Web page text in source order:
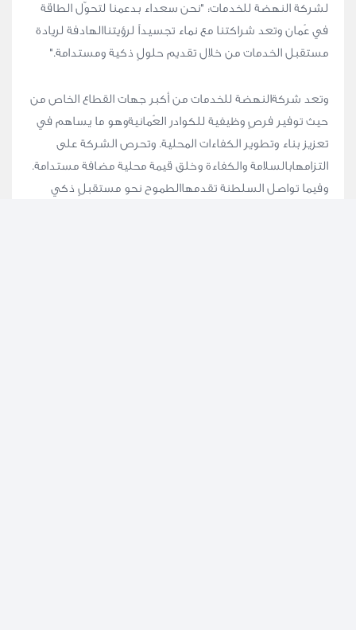
لشركة النهضة للخدمات: "نحن سعداء بدعمنا لتحوّل الطاقة
في عُمان وتعد شراكتنا مع نماء تجسيداً لرؤيتناالهادفة لريادة
مستقبل الخدمات من خلال تقديم حلولٍ ذكية ومستدامة."
وتعد شركةالنهضة للخدمات من أكبر جهات القطاع الخاص من
حيث توفير فرصٍ وظيفية للكوادر العُمانيةوهو ما يساهم في
تعزيز بناء وتطوير الكفاءات المحلية. وتحرص الشركة على
التزامهابالسلامة والكفاءة وخلق قيمة محلية مضافة مستدامة.
وفيما تواصل السلطنة تقدمهاالطموح نحو مستقبلٍ ذكي